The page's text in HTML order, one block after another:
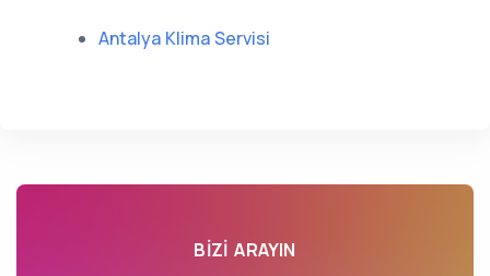
Antalya Klima Servisi
BIZI ARAYIN